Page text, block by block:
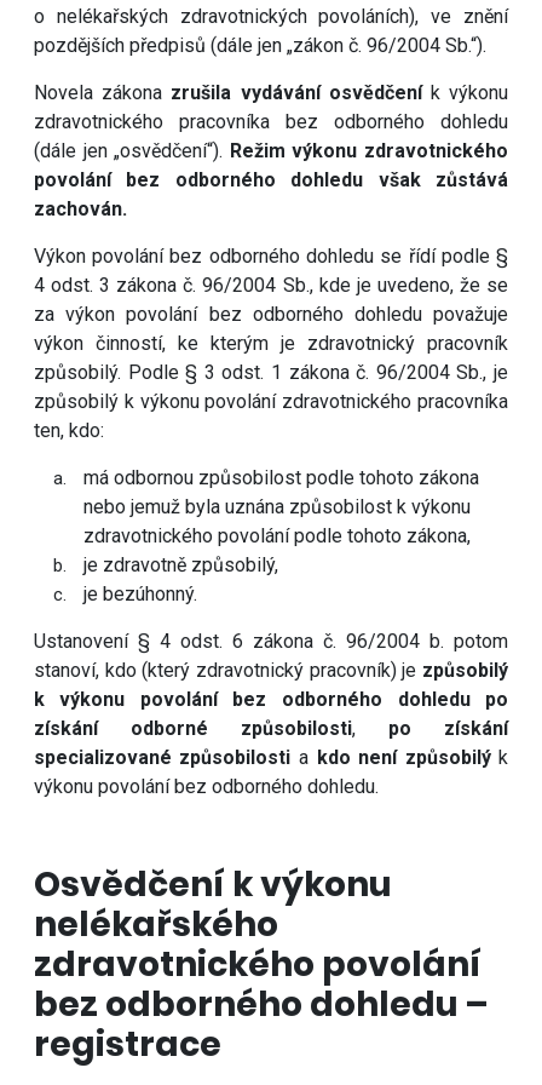
o nelékařských zdravotnických povoláních), ve znění
pozdějších předpisů (dále jen „zákon č. 96/2004 Sb.“).
Novela zákona zrušila vydávání osvědčeník výkonu
zdravotnického pracovníka bez odborného dohledu
(dále jen „osvědčení“). Režim výkonu zdravotnického
povolání bez odborného dohledu však zůstává
zachován.
Výkon povolání bez odborného dohledu se řídí podle §
4 odst. 3 zákona č. 96/2004 Sb., kde je uvedeno, že se
za výkon povolání bez odborného dohledu považuje
výkon činností, ke kterým je zdravotnický pracovník
způsobilý. Podle § 3 odst. 1 zákona č. 96/2004 Sb., je
způsobilý k výkonu povolání zdravotnického pracovníka
ten, kdo:
má odbornou způsobilost podle tohoto zákona
nebo jemuž byla uznána způsobilost k výkonu
zdravotnického povolání podle tohoto zákona,
je zdravotně způsobilý,
je bezúhonný.
Ustanovení § 4 odst. 6 zákona č. 96/2004 b. potom
stanoví, kdo (který zdravotnický pracovník) je způsobilý
k výkonu povolání bez odborného dohledu po
získání odborné způsobilosti, po získání
specializované způsobilosti a kdo není způsobilýk
výkonu povolání bez odborného dohledu.
Osvědčení k výkonu
nelékařského
zdravotnického povolání
bez odborného dohledu –
registrace